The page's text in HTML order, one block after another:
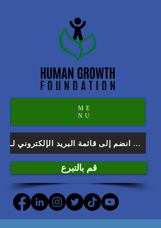
ME
NU
انضم إلى قائمة البريد الإلكتروني لـ HGF
قم بالتبرع